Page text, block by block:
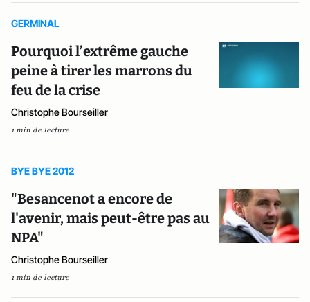
GERMINAL
Pourquoi l’extrême gauche
peine à tirer les marrons du
feu de la crise
Christophe Bourseiller
1 min de lecture
BYE BYE 2012
"Besancenot a encore de
l'avenir, mais peut-être pas au
NPA"
Christophe Bourseiller
1 min de lecture